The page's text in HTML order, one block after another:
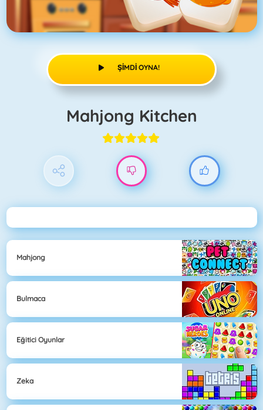
ŞIMDI OYNA!
Mahjong Kitchen
Mahjong
Bulmaca
Eğitici Oyunlar
Zeka